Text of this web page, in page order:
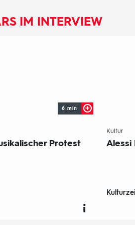
IM INTERVIEW
Protest
6 min
Kultur
Alessi